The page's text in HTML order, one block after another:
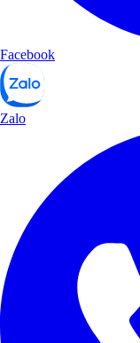
Facebook
Zalo